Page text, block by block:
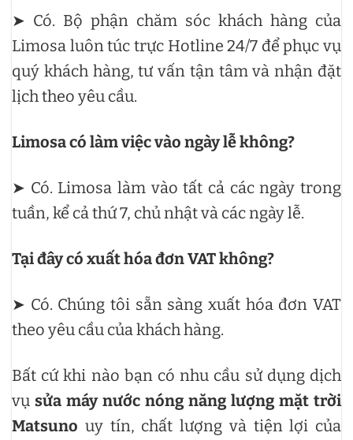
➤ Có. Bộ phận chăm sóc khách hàng của
Limosa luôn túc trực Hotline 24/7 để phục vụ
quý khách hàng, tư vấn tận tâm và nhận đặt
lịch theo yêu cầu.
Limosa có làm việc vào ngày lễ không?
➤ Có. Limosa làm vào tất cả các ngày trong
tuần, kể cả thứ 7, chủ nhật và các ngày lễ.
Tại đây có xuất hóa đơn VAT không?
➤ Có. Chúng tôi sẵn sàng xuất hóa đơn VAT
theo yêu cầu của khách hàng.
Bất cứ khi nào bạn có nhu cầu sử dụng dịch
vụ sửa máy nước nóng năng lượng mặt trời
Matsuno uy tín, chất lượng và tiện lợi của